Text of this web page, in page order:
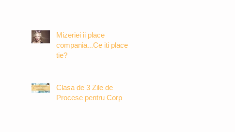
Mizeriei ii place
compania...Ce iti place
tie?
Clasa de 3 Zile de
Procese pentru Corp